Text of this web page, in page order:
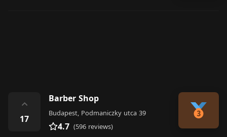
⌃
17
Barber Shop
Budapest, Podmaniczky utca 39
4.7 (596 reviews)